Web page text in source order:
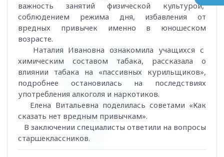
важность занятий физической культурой,
соблюдением режима дня, избавления от
вредных привычек именно в юношеском
возрасте.
Наталия Ивановна ознакомила учащихся с
химическим составом табака, рассказала о
влиянии табака на «пассивных курильщиков»,
подробнее остановилась на последствиях
употребления алкоголя и наркотиков.
Елена Витальевна поделилась советами «Как
сказать нет вредным привычкам».
В заключении специалисты ответили на вопросы
старшеклассников.